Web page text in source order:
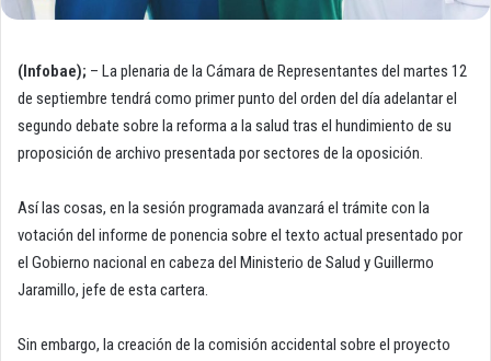
(Infobae); – La plenaria de la Cámara de Representantes del martes 12
de septiembre tendrá como primer punto del orden del día adelantar el
segundo debate sobre la reforma a la salud tras el hundimiento de su
proposición de archivo presentada por sectores de la oposición.
Así las cosas, en la sesión programada avanzará el trámite con la
votación del informe de ponencia sobre el texto actual presentado por
el Gobierno nacional en cabeza del Ministerio de Salud y Guillermo
Jaramillo, jefe de esta cartera.
Sin embargo, la creación de la comisión accidental sobre el proyecto